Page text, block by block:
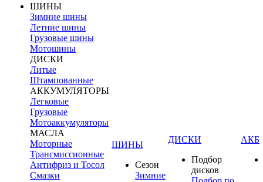
ШИНЫ
Зимние шины
Летние шины
Грузовые шины
Мотошины
ДИСКИ
Литые
Штампованные
АККУМУЛЯТОРЫ
Легковые
Грузовые
Мотоаккумуляторы
МАСЛА
Моторные
Трансмиссионные
Антифриз и Тосол
Смазки
ШИНЫ
Сезон
Зимние
ДИСКИ
Подбор
дисков
АКБ